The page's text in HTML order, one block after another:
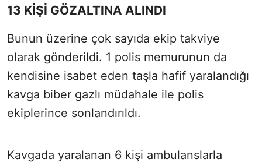
13 KİŞİ GÖZALTINA ALINDI
Bunun üzerine çok sayıda ekip takviye
olarak gönderildi. 1 polis memurunun da
kendisine isabet eden taşla hafif yaralandığı
kavga biber gazlı müdahale ile polis
ekiplerince sonlandırıldı.
Kavgada yaralanan 6 kişi ambulanslarla